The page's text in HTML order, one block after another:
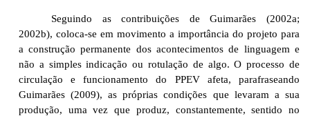
Seguindo as contribuições de Guimarães (2002a;
2002b), coloca-se em movimento a importância do projeto para
a construção permanente dos acontecimentos de linguagem e
não a simples indicação ou rotulação de algo. O processo de
circulação e funcionamento do PPEV afeta, parafraseando
Guimarães (2009), as próprias condições que levaram a sua
produção, uma vez que produz, constantemente, sentido no